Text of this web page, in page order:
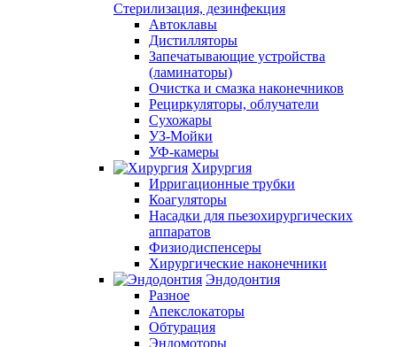
Стерилизация, дезинфекция
Автоклавы
Дистилляторы
Запечатывающие устройства
(ламинаторы)
Очистка и смазка наконечников
Рециркуляторы, облучатели
Сухожары
УЗ-Мойки
УФ-камеры
Хирургия
Ирригационные трубки
Коагуляторы
Насадки для пьезохирургических
аппаратов
Физиодиспенсеры
Хирургические наконечники
Эндодонтия
Разное
Апекслокаторы
Обтурация
Эндомоторы